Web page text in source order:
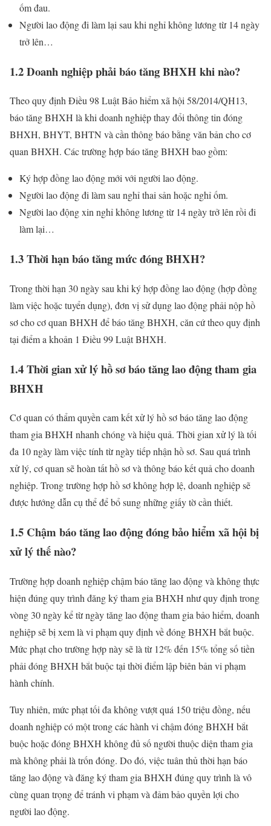
ốm đau.
Người lao động đi làm lại sau khi nghỉ không lương từ 14 ngày
trở lên…
1.2 Doanh nghiệp phải báo tăng BHXH khi nào?
Theo quy định Điều 98 Luật Bảo hiểm xã hội 58/2014/QH13,
báo tăng BHXH là khi doanh nghiệp thay đổi thông tin đóng
BHXH, BHYT, BHTN và cần thông báo bằng văn bản cho cơ
quan BHXH. Các trường hợp báo tăng BHXH bao gồm:
Ký hợp đồng lao động mới với người lao động.
Người lao động đi làm sau nghỉ thai sản hoặc nghỉ ốm.
Người lao động xin nghỉ không lương từ 14 ngày trở lên rồi đi
làm lại…
1.3 Thời hạn báo tăng mức đóng BHXH?
Trong thời hạn 30 ngày sau khi ký hợp đồng lao động (hợp đồng
làm việc hoặc tuyển dụng), đơn vị sử dụng lao động phải nộp hồ
sơ cho cơ quan BHXH để báo tăng BHXH, căn cứ theo quy định
tại điểm a khoản 1 Điều 99 Luật BHXH.
1.4 Thời gian xử lý hồ sơ báo tăng lao động tham gia
BHXH
Cơ quan có thẩm quyền cam kết xử lý hồ sơ báo tăng lao động
tham gia BHXH nhanh chóng và hiệu quả. Thời gian xử lý là tối
đa 10 ngày làm việc tính từ ngày tiếp nhận hồ sơ. Sau quá trình
xử lý, cơ quan sẽ hoàn tất hồ sơ và thông báo kết quả cho doanh
nghiệp. Trong trường hợp hồ sơ không hợp lệ, doanh nghiệp sẽ
được hướng dẫn cụ thể để bổ sung những giấy tờ cần thiết.
1.5 Chậm báo tăng lao động đóng bảo hiểm xã hội bị
xử lý thế nào?
Trường hợp doanh nghiệp chậm báo tăng lao động và không thực
hiện đúng quy trình đăng ký tham gia BHXH như quy định trong
vòng 30 ngày kể từ ngày tăng lao động tham gia bảo hiểm, doanh
nghiệp sẽ bị xem là vi phạm quy định về đóng BHXH bắt buộc.
Mức phạt cho trường hợp này sẽ là từ 12% đến 15% tổng số tiền
phải đóng BHXH bắt buộc tại thời điểm lập biên bản vi phạm
hành chính.
Tuy nhiên, mức phạt tối đa không vượt quá 150 triệu đồng, nếu
doanh nghiệp có một trong các hành vi chậm đóng BHXH bắt
buộc hoặc đóng BHXH không đủ số người thuộc diện tham gia
mà không phải là trốn đóng. Do đó, việc tuân thủ thời hạn báo
tăng lao động và đăng ký tham gia BHXH đúng quy trình là vô
cùng quan trọng để tránh vi phạm và đảm bảo quyền lợi cho
người lao động.